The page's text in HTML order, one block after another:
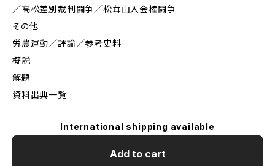
／高松差別裁判闘争／松茸山入会権闘争
その他
労農運動／評論／参考史料
概説
解題
資料出典一覧
International shipping available
Add to cart